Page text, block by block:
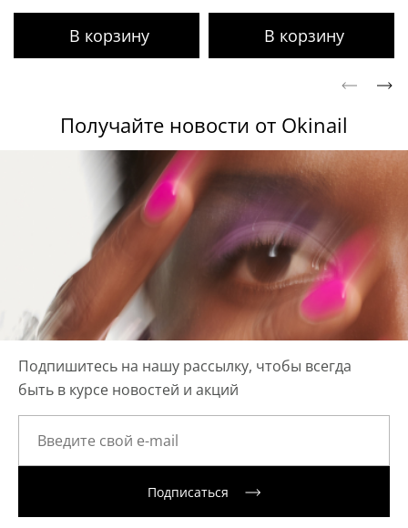
Получайте новости от Okinail
Подпишитесь на нашу рассылку, чтобы всегда
быть в курсе новостей и акций
Подписаться